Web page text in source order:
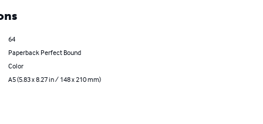
64
Paperback Perfect Bound
Color
A5 (5.83 x 8.27 in / 148 x 210 mm)